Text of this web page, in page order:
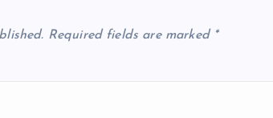
Required fields are marked *